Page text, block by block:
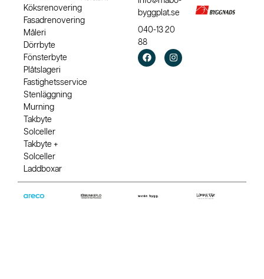
Köksrenovering
Fasadrenovering
Måleri
Dörrbyte
Fönsterbyte
Plåtslageri
Fastighetsservice
Stenläggning
Murning
Takbyte
Solceller
Takbyte +
Solceller
Laddboxar
byggplat.se
040-13 20
88